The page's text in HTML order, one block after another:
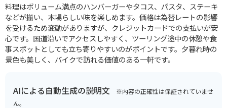
料理はボリューム満点のハンバーガーやタコス、パスタ、ステーキ
などが揃い、本場らしい味を楽しめます。価格は為替レートの影響
を受けるため変動がありますが、クレジットカードでの支払いが安
心です。国道沿いでアクセスしやすく、ツーリング途中の休憩や食
事スポットとしても立ち寄りやすいのがポイントです。夕暮れ時の
景色も美しく、バイクで訪れる価値のある一軒です。
AIによる自動生成の説明文 ※内容の正確性は保証されていませ
ん。